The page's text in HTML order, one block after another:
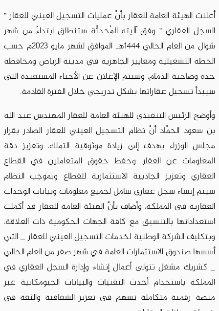
أعلنت الهيئة العامة للعقار بأنَّ عمليات التسجيل العيني للعقار ”
السجل العقاري ” وفق آليته المُحدثَّة ستنطلق ابتداءً من شهر
شوال من العام الحالي 1444هـ الموافق لشهر مايو 2023م حسب
الخطة التشغيلية ومعايير الجاهزية في مدينة الرياض ومحافظة
جدة وضاحية الدمام، وسيتم الإعلان عن الأحياء المستفيدة التي
سيبدأ تسجيل عقاراتها بشكل تدريجي خلال الفترة القادمة.
وأوضح الرئيس التنفيذي للهيئة العامة للعقار المهندس عبد الله
بن سعود الحمَّاد أنَّ نظام التسجيل العيني للعقار الصادر بقرار
مجلس الوزراء يهدف إلى زيادة موثوقية التملك، وتعزيز دقة
المعلومات عن العقار، وحفظ حقوق المتعاملين في القطاع
العقاري وتعزيز الجاذبية الاستثمارية للقطاع وبموجب النظام
سيتم إنشاء سجل عقاري شامل لجميع معلومات وبيانات الوحدات
العقارية في المملكة، وأضاف بأنَّ الهيئة العامة للعقار قد أكملت
استعداداتها بالتنسيق مع كافة الجهات الحكومية ذات العلاقة،
وبتكليف الشركة الوطنية لخدمات التسجيل العيني للعقار _ التي
أسسها صندوق الاستثمارات العامة في شهر صفر من العام الحالي
_ كشريك مشغل تتولى أعمال إنشاء وإدارة السجل العقاري في
المملكة باستخدام أحدث التقنيات والبيانات الجيومكانية عبر
منصة رقمية متكاملة تسهم في تعزيز الشفافية والثقة في